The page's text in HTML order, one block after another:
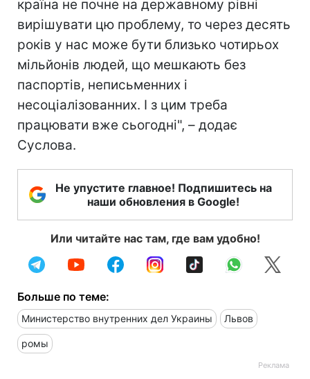
країна не почне на державному рівні
вирішувати цю проблему, то через десять
років у нас може бути близько чотирьох
мільйонів людей, що мешкають без
паспортів, неписьменних і
несоціалізованних. І з цим треба
працювати вже сьогодні", – додає
Суслова.
Не упустите главное! Подпишитесь на
наши обновления в Google!
Или читайте нас там, где вам удобно!
Больше по теме:
Министерство внутренних дел Украины Львов
ромы